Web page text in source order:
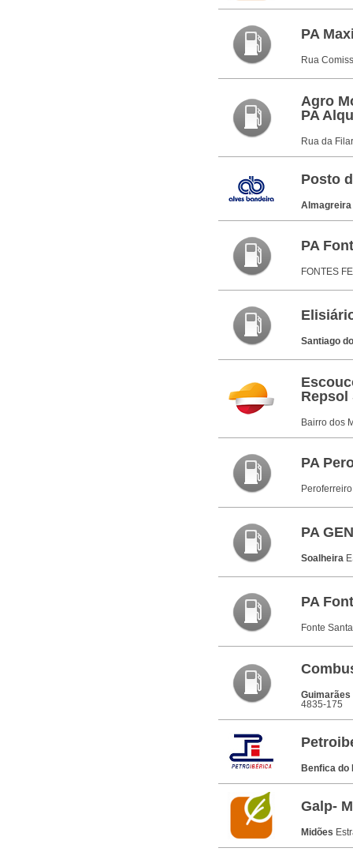
PA
Rua
Agro
PA
Rua da
Posto
Almagreira
PA
FONTES
Santiago
Repsol
Bairro dos
PA
PA
Soalheira
PA
Fonte
Guimarães
4835-175
Benfica do
Galp-
Midões